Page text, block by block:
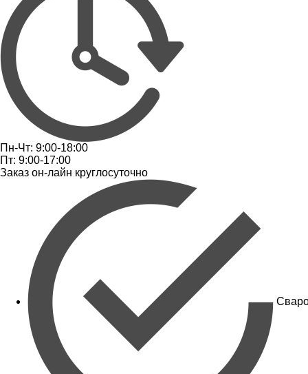
Пн-Чт: 9:00-18:00
Пт: 9:00-17:00
Заказ он-лайн круглосуточно